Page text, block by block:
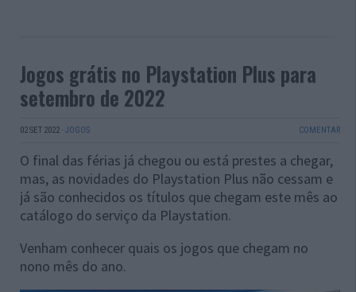
Jogos grátis no Playstation Plus para
setembro de 2022
02 SET 2022 · JOGOS COMENTAR
O final das férias já chegou ou está prestes a chegar,
mas, as novidades do Playstation Plus não cessam e
já são conhecidos os títulos que chegam este mês ao
catálogo do serviço da Playstation.
Venham conhecer quais os jogos que chegam no
nono mês do ano.